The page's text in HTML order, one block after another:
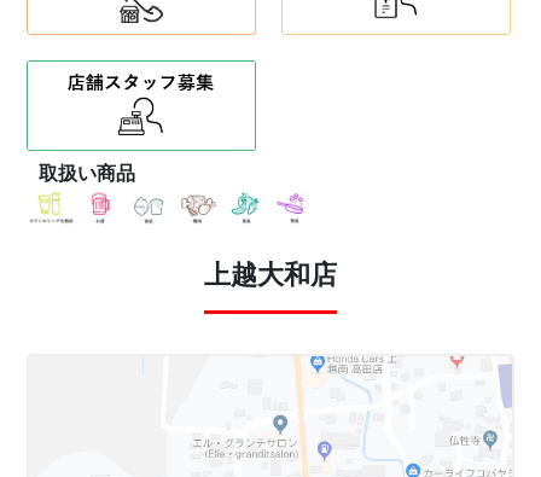
取扱い商品
上越大和店